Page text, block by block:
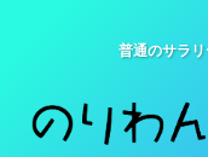
普通のサラ